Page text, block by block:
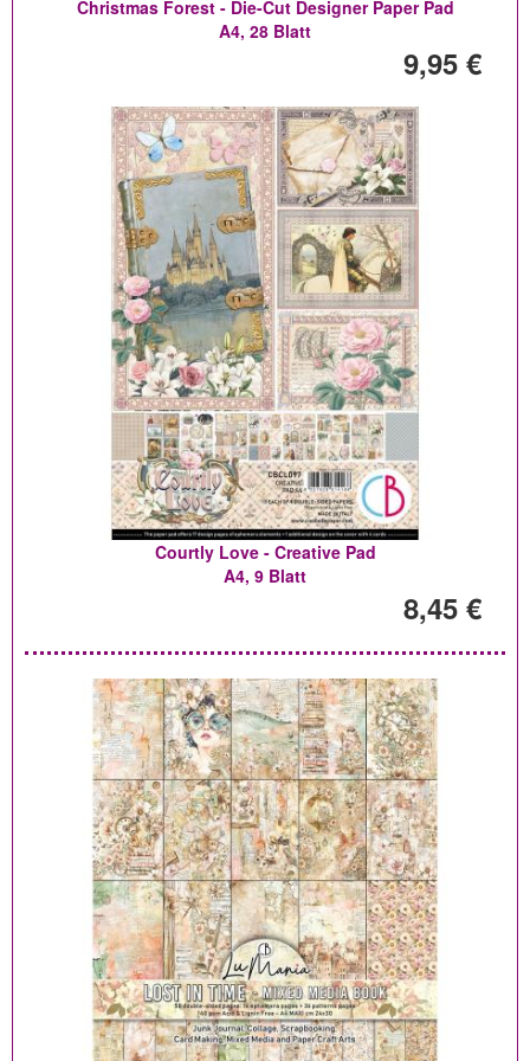
Christmas Forest - Die-Cut Designer Paper Pad
A4, 28 Blatt
9,95 €
Courtly Love - Creative Pad
A4, 9 Blatt
8,45 €